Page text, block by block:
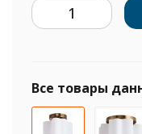
Все товары